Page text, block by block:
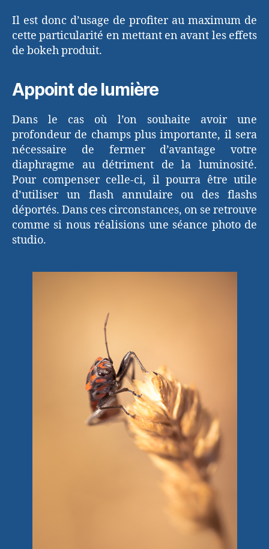
Il est donc d’usage de profiter au maximum de
cette particularité en mettant en avant les effets
de bokeh produit.
Appoint de lumière
Dans le cas où l’on souhaite avoir une
profondeur de champs plus importante, il sera
nécessaire de fermer d’avantage votre
diaphragme au détriment de la luminosité.
Pour compenser celle-ci, il pourra être utile
d’utiliser un flash annulaire ou des flashs
déportés. Dans ces circonstances, on se retrouve
comme si nous réalisions une séance photo de
studio.